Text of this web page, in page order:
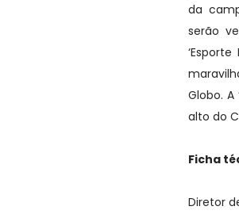
da
serão
Globo.
alto do
Ficha
Diretor